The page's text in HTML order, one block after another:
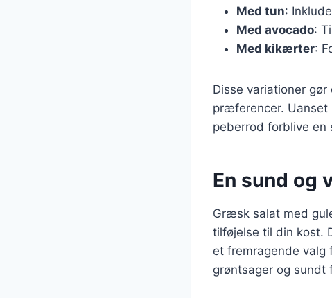
Med tun:
Med avocado:
Med kikærter:
Disse variationer
præferencer.
peberrod forblive
En sund og
Græsk salat med
tilføjelse til din kost.
et fremragende valg
grøntsager og